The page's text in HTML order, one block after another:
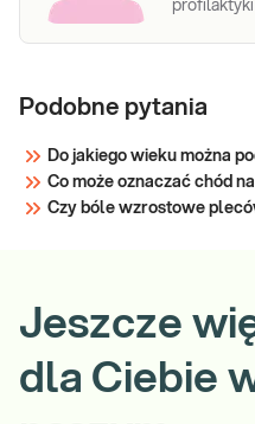
Podobne pytania
Do jakiego wieku można
Co może oznaczać chód
Czy bóle wzrostowe
Jeszcze
dla Ciebie